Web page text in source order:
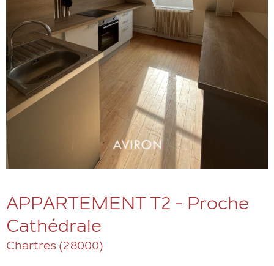
APPARTEMENT T2 - Proche
Cathédrale
Chartres (28000)